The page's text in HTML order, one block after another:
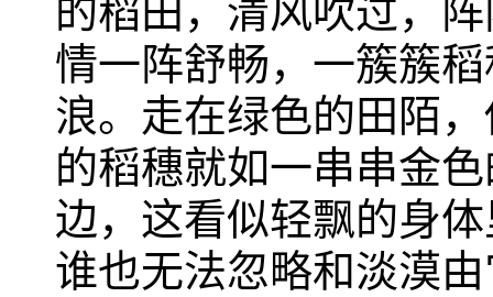
的稻田，清风吹过，
情一阵舒畅，一簇簇
浪。走在绿色的田陌
的稻穗就如一串串金
边，这看似轻飘的身
谁也无法忽略和淡漠